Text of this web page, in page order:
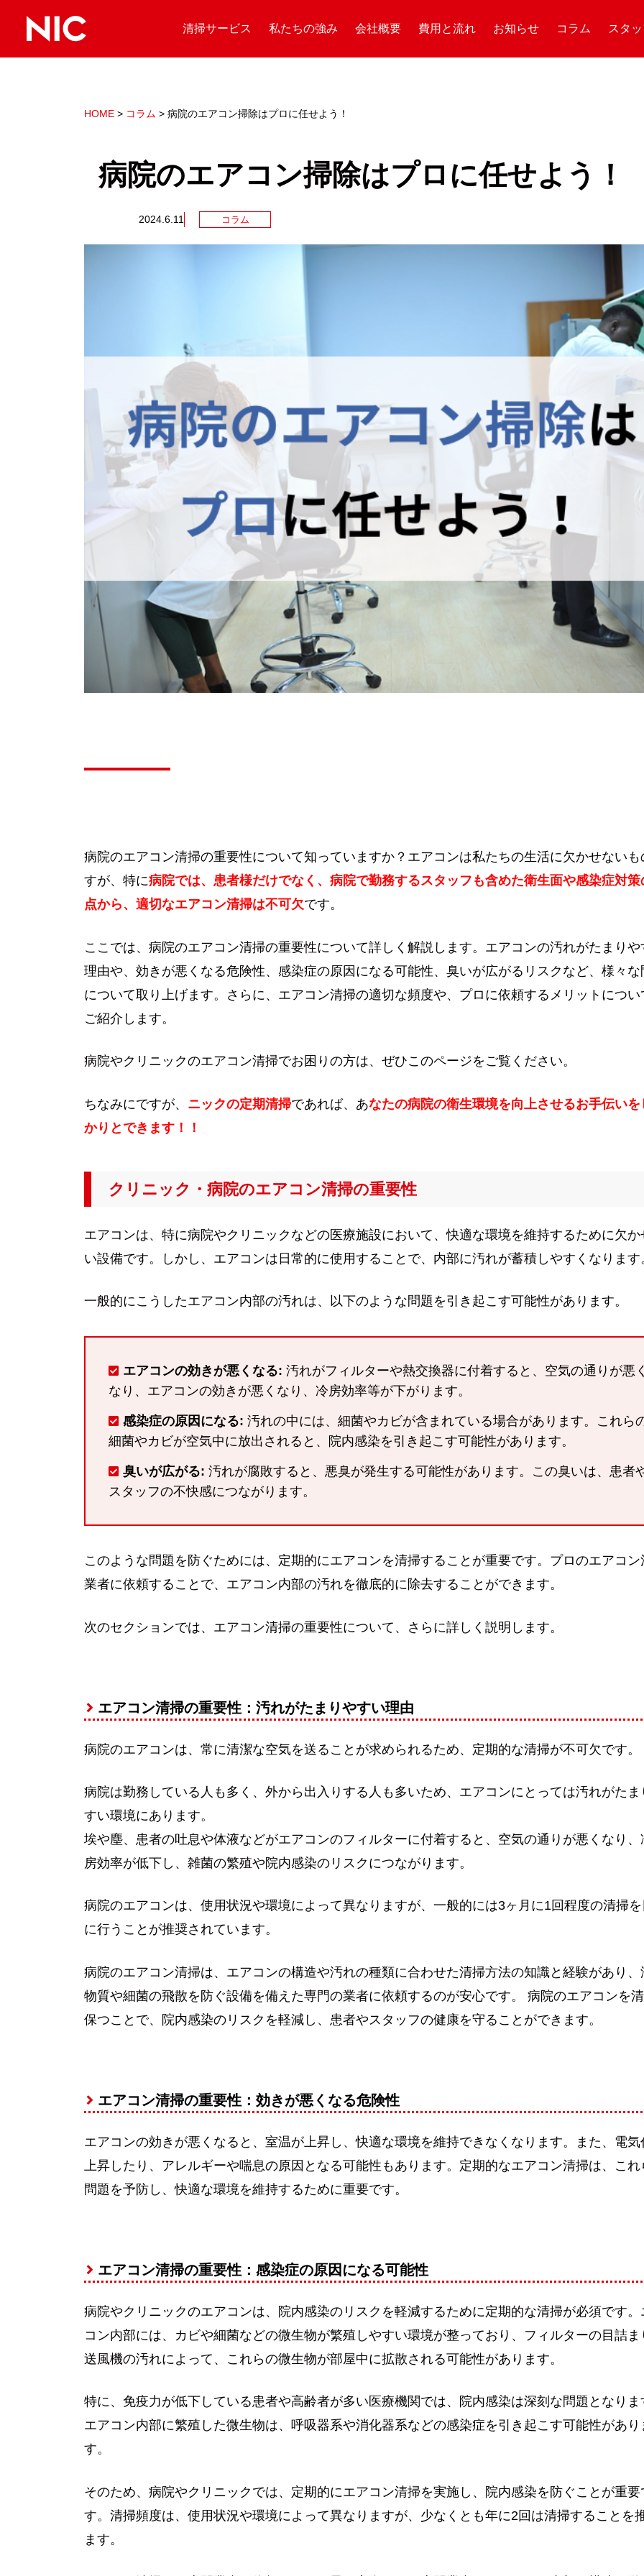
清掃サービス 私たちの強み 会社概要 費用と流れ お知らせ コラム スタ
HOME > コラム > 病院のエアコン掃除はプロに任せよう！
病院のエアコン掃除はプロに任せよう！
2024.6.11 コラム
病院のエアコン清掃の重要性について知っていますか？エアコンは私たちの生活に欠かせないも
すが、特に病院では、 患者様だけでなく、病院で勤務するスタッフも含めた衛生面や感染症対策
点から、適切なエアコン清掃は不可欠です。
ここでは、病院のエアコン清掃の重要性について詳しく解説します。エアコンの汚れがたまりや
理由や、効きが悪くなる危険性、感染症の原因になる可能性、臭いが広がるリスクなど、様々な
について取り上げます。さらに、エアコン清掃の適切な頻度や、プロに依頼するメリットについ
ご紹介します。
病院やクリニックのエアコン清掃でお困りの方は、ぜひこのページをご覧ください。
ちなみにですが、 ニックの定期清掃であれば、あなたの病院の衛生環境を向上させるお手伝いを
かりとできます！！
クリニック・病院のエアコン清掃の重要性
エアコンは、特に病院やクリニックなどの医療施設において、快適な環境を維持するために欠か
い設備です。しかし、エアコンは日常的に使用することで、内部に汚れが蓄積しやすくなります
一般的にこうしたエアコン内部の汚れは、以下のような問題を引き起こす可能性があります。
エアコンの効きが悪くなる: 汚れがフィルターや熱交換器に付着すると、空気の通りが悪く
なり、エアコンの効きが悪くなり、冷房効率等が下がります。
感染症の原因になる: 汚れの中には、細菌やカビが含まれている場合があります。これら
細菌やカビが空気中に放出されると、院内感染を引き起こす可能性があります。
臭いが広がる: 汚れが腐敗すると、悪臭が発生する可能性があります。この臭いは、患者
スタッフの不快感につながります。
このような問題を防ぐためには、定期的にエアコンを清掃することが重要です。プロのエアコン
業者に依頼することで、エアコン内部の汚れを徹底的に除去することができます。
次のセクションでは、エアコン清掃の重要性について、さらに詳しく説明します。
エアコン清掃の重要性：汚れがたまりやすい理由
病院のエアコンは、常に清潔な空気を送ることが求められるため、定期的な清掃が不可欠です。
病院は勤務している人も多く、外から出入りする人も多いため、エアコンにとっては汚れがたま
すい環境にあります。
埃や塵、患者の吐息や体液などがエアコンのフィルターに付着すると、空気の通りが悪くなり、
房効率が低下し、雑菌の繁殖や院内感染のリスクにつながります。
病院のエアコンは、使用状況や環境によって異なりますが、一般的には3ヶ月に1回程度の清掃を
に行うことが推奨されています。
病院のエアコン清掃は、エアコンの構造や汚れの種類に合わせた清掃方法の知識と経験があり、
物質や細菌の飛散を防ぐ設備を備えた専門の業者に依頼するのが安心です。 病院のエアコンを
保つことで、院内感染のリスクを軽減し、患者やスタッフの健康を守ることができます。
エアコン清掃の重要性：効きが悪くなる危険性
エアコンの効きが悪くなると、室温が上昇し、快適な環境を維持できなくなります。また、電気
上昇したり、アレルギーや喘息の原因となる可能性もあります。定期的なエアコン清掃は、これ
問題を予防し、快適な環境を維持するために重要です。
エアコン清掃の重要性：感染症の原因になる可能性
病院やクリニックのエアコンは、院内感染のリスクを軽減するために定期的な清掃が必須です。
コン内部には、カビや細菌などの微生物が繁殖しやすい環境が整っており、フィルターの目詰ま
送風機の汚れによって、これらの微生物が部屋中に拡散される可能性があります。
特に、免疫力が低下している患者や高齢者が多い医療機関では、院内感染は深刻な問題となりま
エアコン内部に繁殖した微生物は、呼吸器系や消化器系などの感染症を引き起こす可能性があり
す。
そのため、病院やクリニックでは、定期的にエアコン清掃を実施し、院内感染を防ぐことが重要
す。清掃頻度は、使用状況や環境によって異なりますが、少なくとも年に2回は清掃することを
ます。